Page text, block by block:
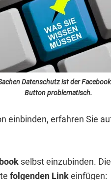
Datenschutz ist der
Button problematisch.
einbinden, erfahren Sie
selbst einzubinden.
folgenden Linkeinfügen: